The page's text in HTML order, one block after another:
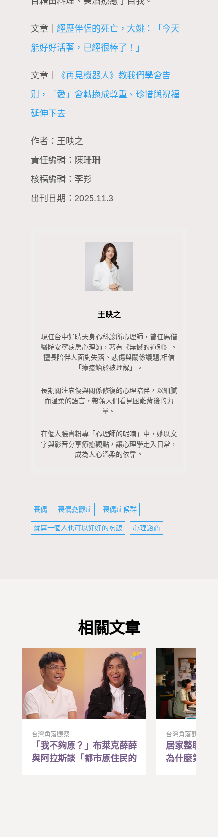
文章｜ 經歷伴侶的死亡，大姚：「今天
能好好活著，已經很棒了！」
文章｜
《再見機器人》教我們學會告
別，「愛」會轉換成尊重、珍惜與祝福
延伸下去
作者：王映之
責任編輯：陳珊珊
核稿編輯：李羏
出刊日期：2025.11.3
王映之
現任台中好晴天身心科診所心理師，曾任馬偕
醫院安寧病房心理師，著有《無憾的道別》。
擅長陪伴人面對失落、悲傷與關係議題,相信
「療癒始於被理解」。
長期關注哀傷與關係修復的心理陪伴，以細膩
而溫柔的語言，帶領人們看見困難背後的力
量。
在個人臉書粉專「心理師的呢喃」中，她以文
字與影音分享療癒觀點，讓心理學走入日常，
成為人心溫柔的依靠。
喪偶 喪偶憂鬱症 喪偶症候群
就算一個人也可以好好的吃飯 心理諮商
相關文章
台灣角落觀察
「我不夠原？」布萊克薛薛
與阿拉斯談「都市原住民的
台灣角落觀察
居家整聊是
為什麼第一